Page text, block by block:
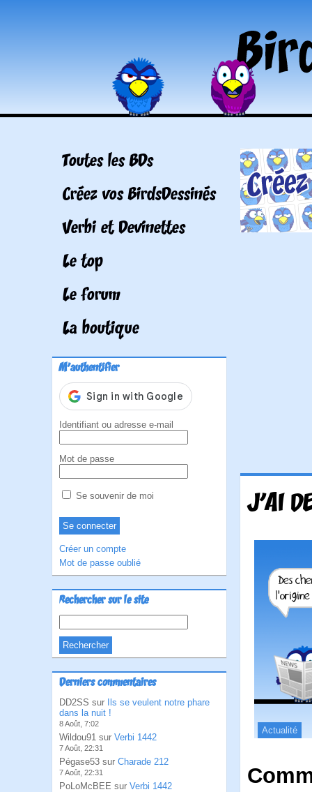
Toutes les BDs
Créez vos BirdsDessinés
Verbi et Devinettes
Le top
Le forum
La boutique
M'authentifier
Identifiant ou adresse e-mail
Mot de passe
Se souvenir de moi
Créer un compte
Mot de passe oublié
Rechercher sur le site
Derniers commentaires
DD2SS sur
Ils se veulent notre phare
dans la nuit !
8 Août, 7:02
Wildou91 sur Verbi 1442
7 Août, 22:31
Pégase53 sur Charade 212
7 Août, 22:31
PoLoMcBEE sur Verbi 1442
J'AI
Actualité